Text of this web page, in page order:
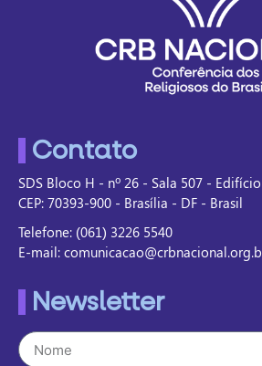
Contato
SDS Bloco H - nº 26 - Sala 507 -
CEP: 70393-900 - Brasília - DF - Brasil
Telefone: (061) 3226 5540
E-mail:
Newsletter